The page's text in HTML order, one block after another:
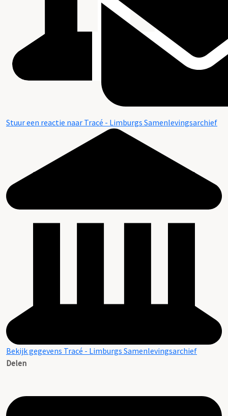
Stuur een reactie naar Tracé - Limburgs Samenlevingsarchief
Bekijk gegevens Tracé - Limburgs Samenlevingsarchief
Delen